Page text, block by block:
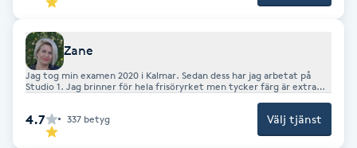
Fransrengöring
Frekvensterapi
Friskvård
Zane
Jag tog min examen 2020 i Kalmar. Sedan dess har jag arbetat på
Studio 1. Jag brinner för hela frisöryrket men tycker färg är extra
4.7 337 betyg Välj tjänst